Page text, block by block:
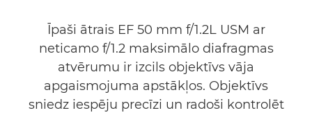
Īpaši ātrais EF 50 mm f/1.2L USM ar
neticamo f/1.2 maksimālo diafragmas
atvērumu ir izcils objektīvs vāja
apgaismojuma apstākļos. Objektīvs
sniedz iespēju precīzi un radoši kontrolēt